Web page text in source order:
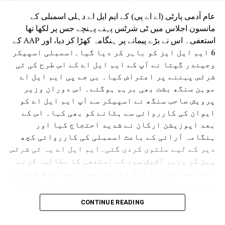
عام آدمی پارٹی (اے اے پی) کے ایم ایل اے دہلی اسمبلی کے
مانسون اجلاس میں ٹی شرٹس پہنے پہنچے جس پر لکھا تھا
استعفی۔ اس نے بڑے پیمانے پر ہنگامہ کھڑا کر دیا، اور AAP کے
6 ایم ایل ایز کو باہر کر دیا گیا۔اسمبلی اسپیکر
وجیندر گپتا نے آپ کے ایم ایل اے کے اس طرح کی ٹی
شرٹس پہننے پر اعتراض کیا۔ بی جے پی ایم ایل اے
موہن سنگھ بشت بھی برہم ہوگئے۔ اس دوران وزیر
پرویش صاحب سنگھ نے اسپیکر سے آپ ایم ایل اے کو
ایوان کی کارروائی سے ہٹانے کو بھی کہا۔ اس کے
بعد اپوزیشن ارکان نے شدید احتجاج کیا اور
ہنگامہ آرائی کے باعث اسمبلی کی کارروائی کچھ
دیر کے لیے ملتوی کردی گئی۔ایم ایل اے یہ ٹی شرٹس
پہن کر وزیر آشیش سود کے استعفیٰ کا مطالبہ کرنے
کمار، سوم دت اور اجے دت شامل ہیں۔
اپوزیشن لیڈر آتشی ایوان میں غیر حاضر پائے گئے
CONTINUE READING